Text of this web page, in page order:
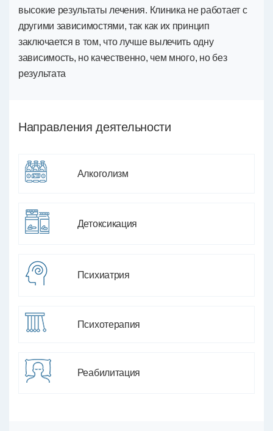
высокие результаты лечения. Клиника не работает с
другими зависимостями, так как их принцип
заключается в том, что лучше вылечить одну
зависимость, но качественно, чем много, но без
результата
Направления деятельности
Алкоголизм
Детоксикация
Психиатрия
Психотерапия
Реабилитация